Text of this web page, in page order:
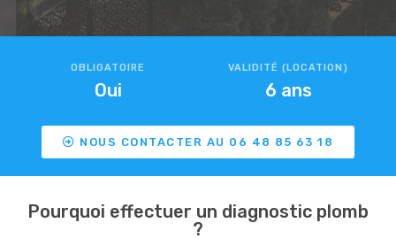
OBLIGATOIRE
Oui
VALIDITÉ (LOCATION)
6 ans
NOUS CONTACTER AU 06 48 85 63 18
Pourquoi effectuer un diagnostic plomb
?